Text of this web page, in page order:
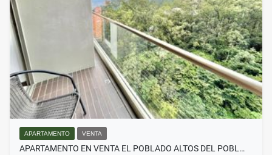
APARTAMENTO VENTA
APARTAMENTO EN VENTA EL POBLADO ALTOS DEL POBL…